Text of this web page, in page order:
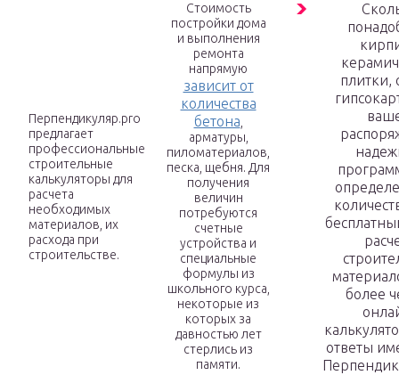
Перпендикуляр.pro
предлагает
профессиональные
строительные
калькуляторы для
расчета
необходимых
материалов, их
расхода при
строительстве.
Стоимость
постройки дома
и выполнения
ремонта
напрямую
зависит от
количества
бетона
арматуры,
пиломатериалов,
песка, щебня. Для
получения
величин
потребуются
счетные
устройства и
специальные
формулы из
школьного курса,
некоторые из
которых за
давностью лет
стерлись из
памяти.
плитки,
более
ответы